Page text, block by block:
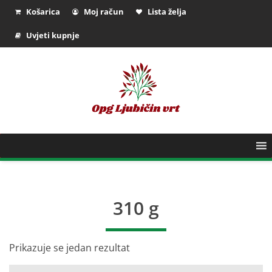
Košarica Moj račun Lista želja
Uvjeti kupnje
310 g
Prikazuje se jedan rezultat